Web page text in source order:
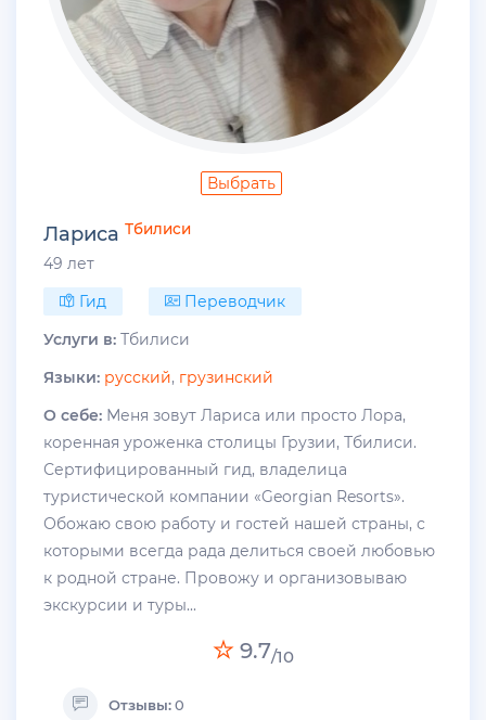
Выбрать
Лариса Тбилиси
49 лет
Гид
Переводчик
Услуги в: Тбилиси
Языки: русский, грузинский
О себе: Меня зовут Лариса или просто Лора,
коренная уроженка столицы Грузии, Тбилиси.
Сертифицированный гид, владелица
туристической компании «Georgian Resorts».
Обожаю свою работу и гостей нашей страны, с
которыми всегда рада делиться своей любовью
к родной стране. Провожу и организовываю
экскурсии и туры...
9.7/10
Отзывы:0